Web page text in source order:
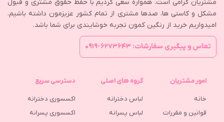
مشتریان گرامی است. همواره سعی کردیم با حفظ حقوق مشتری و قبول
مشکل و کاستی ها، صدها مشتری از تمام کشور عزیزمون داشته باشیم.
امیدواریم خرید از رنگین کمون تجربه خوشایندی برای شما باشد.
تماس و پیگیری سفارشات: ۶۲۷۳۶۴۳-۰۹۱۹
امور مشتریان
خانه
قوانین و مقررات
گروه های اصلی
لباس دخترانه
لباس پسرانه
دسترسی سریع
اکسسوری دخترانه
اکسسوری پسرانه